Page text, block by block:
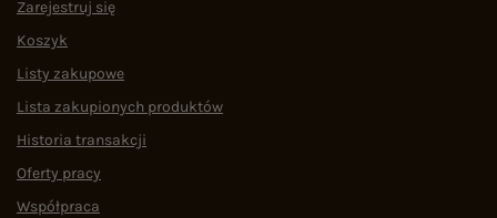
Zarejestruj się
Koszyk
Listy zakupowe
Lista zakupionych produktów
Historia transakcji
Oferty pracy
Współpraca